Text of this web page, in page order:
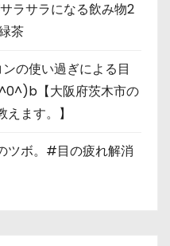
ラサラになる飲み物2
茶
の使い過ぎによる目
【大阪府茨木市の
ます。】
ツボ。#目の疲れ解消